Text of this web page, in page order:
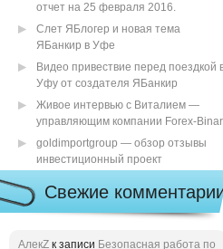
отчет на 25 февраля 2016.
Слет ЯБлогер и новая тема
ЯБанкир в Уфе
Видео привествие перед поездкой
Уфу от создателя ЯБанкир
Живое интервью с Виталием —
управляющим компании Forex-Binar
goldimportgroup — обзор отзывы
инвестиционный проект
Свежие
АлекZ к записи Безопасная работа по